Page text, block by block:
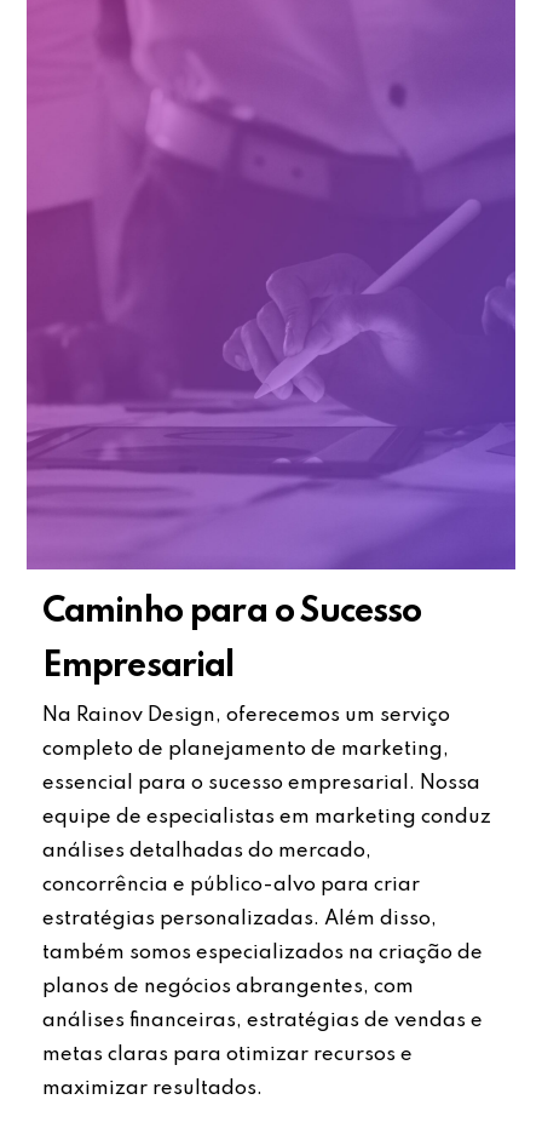
Caminho para o Sucesso
Empresarial
Na Rainov Design, oferecemos um serviço
completo de planejamento de marketing,
essencial para o sucesso empresarial. Nossa
equipe de especialistas em marketing conduz
análises detalhadas do mercado,
concorrência e público-alvo para criar
estratégias personalizadas. Além disso,
também somos especializados na criação de
planos de negócios abrangentes, com
análises financeiras, estratégias de vendas e
metas claras para otimizar recursos e
maximizar resultados.